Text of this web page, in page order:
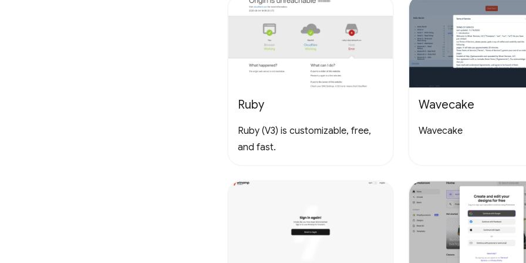
Ruby
Ruby (V3) is customizable, free,
and fast.
Wavecake
Wavecake